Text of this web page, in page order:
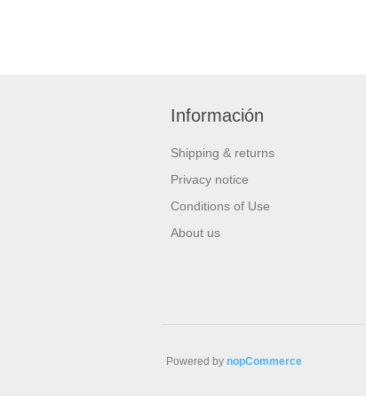
Información
Shipping & returns
Privacy notice
Conditions of Use
About us
Powered by nopCommerce